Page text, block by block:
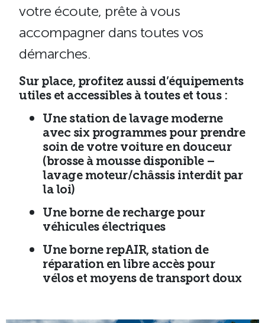
votre écoute, prête à vous
accompagner dans toutes vos
démarches.
Sur place, profitez aussi d’équipements
utiles et accessibles à toutes et tous:
Une station de lavage moderne
avec six programmes pour prendre
soin de votre voiture en douceur
(brosse à mousse disponible –
lavage moteur/châssis interdit par
la loi)
Uneborne de recharge pour
véhicules électriques
Uneborne repAIR, station de
réparation en libre accès pour
vélos et moyens de transport doux